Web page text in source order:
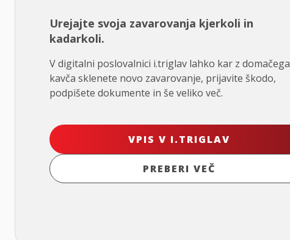
Urejajte svoja zavarovanja kjerkoli in
kadarkoli.
V digitalni poslovalnici i.triglav lahko kar z domačega
kavča sklenete novo zavarovanje, prijavite škodo,
podpišete dokumente in še veliko več.
VPIS V I.TRIGLAV
PREBERI VEČ